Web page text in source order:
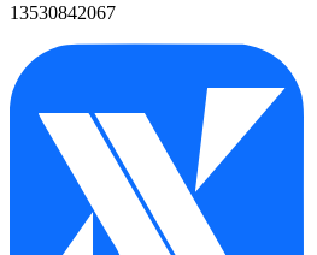
13530842067